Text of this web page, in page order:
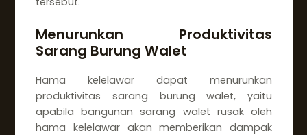
Menurunkan Produktivitas
Sarang Burung Walet
Hama kelelawar dapat menurunkan
produktivitas sarang burung walet, yaitu
apabila bangunan sarang walet rusak oleh
hama kelelawar akan memberikan dampak